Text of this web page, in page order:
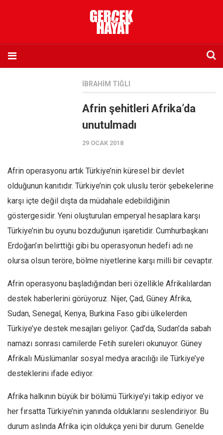
Abone olmak istiyorum
Sosyal Medya
Twitter
Facebook
Instagram
YouTube
Editörden
Yazarlar
Kemal Özer
Mahmut Toptaş
Yvonne Ridley
Barış Tarımcıoğlu
Yusuf Armağan
Hasanali Yıldırım
Leyla Şerif Emin
İBRAHIM TIĞLI
Afrin şehitleri Afrika’da
unutulmadı
29 OCAK 2018
Afrin operasyonu artık Türkiye’nin küresel bir devlet
olduğunun kanıtıdır. Türkiye’nin çok uluslu terör şebekelerine
karşı içte değil dışta da müdahale edebildiğinin
göstergesidir. Yeni oluşturulan emperyal hesaplara karşı
Türkiye’nin bu oyunu bozduğunun işaretidir. Cumhurbaşkanı
Erdoğan’ın belirttiği gibi bu operasyonun hedefi adı ne
olursa olsun teröre, bölme niyetlerine karşı milli bir cevaptır.
Afrin operasyonu başladığından beri özellikle Afrikalılardan
destek haberlerini görüyoruz. Nijer, Çad, Güney Afrika,
Sudan, Senegal, Kenya, Burkina Faso gibi ülkelerden
Türkiye’ye destek mesajları geliyor. Çad’da, Sudan’da sabah
namazı sonrası camilerde Fetih sureleri okunuyor. Güney
Afrikalı Müslümanlar sosyal medya aracılığı ile Türkiye’ye
desteklerini ifade ediyor.
Afrika halkının büyük bir bölümü Türkiye’yi takip ediyor ve
her fırsatta Türkiye’nin yanında olduklarını seslendiriyor. Bu
durum aslında Afrika için oldukça yeni bir durum. Genelde